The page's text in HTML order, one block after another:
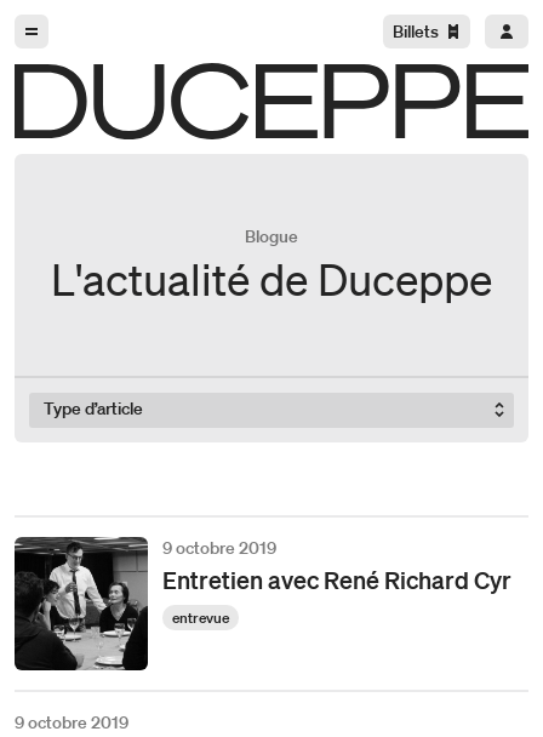
Billets
Blogue
L'actualité de Duceppe
Entretien avec René Richard Cyr
entrevue
9 octobre 2019
9 octobre 2019